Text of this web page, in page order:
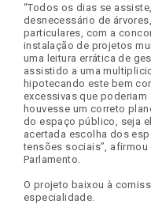
“Todos os dias se
desnecessário de
particulares, com a
instalação de projetos
uma leitura errática de
assistido a uma
hipotecando este bem
excessivas que
houvesse um correto
do espaço público, seja
acertada escolha dos
tensões sociais”,
Parlamento.
O projeto baixou à
especialidade.